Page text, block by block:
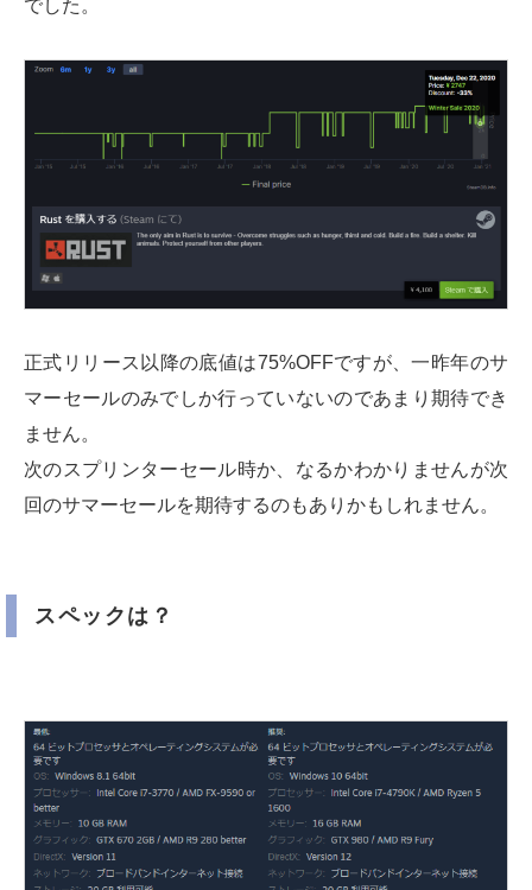
でした。
正式リリース以降の底値は75%OFFですが、一昨年のサ
マーセールのみでしか行っていないのであまり期待でき
ません。
次のスプリンターセール時か、なるかわかりませんが次
回のサマーセールを期待するのもありかもしれません。
スペックは？